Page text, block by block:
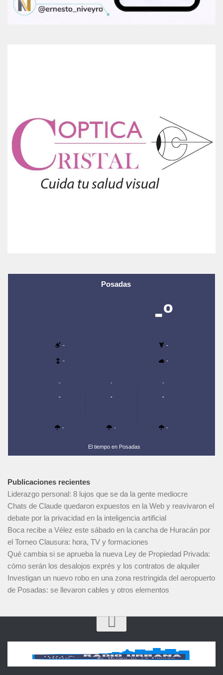
Posadas
-º
- -
- -
-
-
-
-
-
-
-
-
-
El tiempo en Posadas
Publicaciones recientes
Liderazgo personal: 8 lujos que se da la gente mediocre
Chats de Claude quedaron expuestos en la Web y reavivaron el
debate por la privacidad en la inteligencia artificial
Boca recibe a Vélez este sábado en la cancha de Huracán por
el Torneo Clausura: hora, TV y formaciones
Qué cambia si se aprueba la nueva Ley de Propiedad Privada:
cómo serán los desalojos exprés y los contratos de alquiler
Investigan un nuevo robo en una zona restringida del aeropuerto
de Posadas: se llevaron cables y otros elementos